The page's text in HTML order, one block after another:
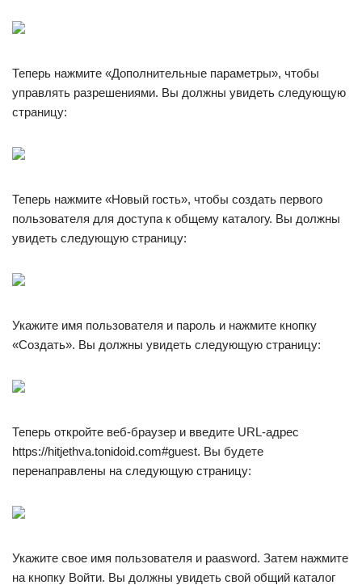
Теперь нажмите «Дополнительные параметры», чтобы
управлять разрешениями. Вы должны увидеть следующую
страницу:
Теперь нажмите «Новый гость», чтобы создать первого
пользователя для доступа к общему каталогу. Вы должны
увидеть следующую страницу:
Укажите имя пользователя и пароль и нажмите кнопку
«Создать». Вы должны увидеть следующую страницу:
Теперь откройте веб-браузер и введите URL-адрес
https://hitjethva.tonidoid.com#guest. Вы будете
перенаправлены на следующую страницу:
Укажите свое имя пользователя и paasword. Затем нажмите
на кнопку Войти. Вы должны увидеть свой общий каталог